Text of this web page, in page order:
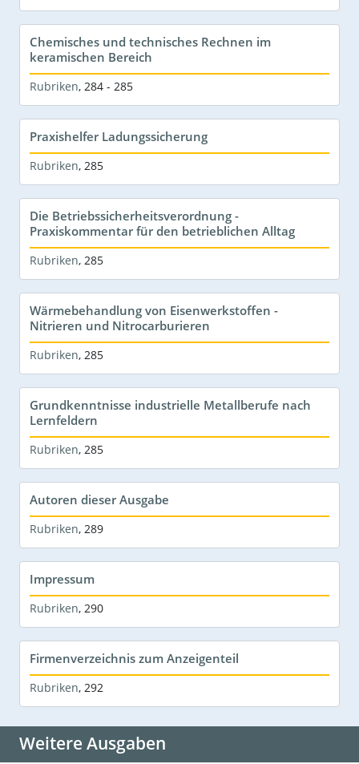
Chemisches und technisches Rechnen im
keramischen Bereich
Rubriken, 284 - 285
Praxishelfer Ladungssicherung
Rubriken, 285
Die Betriebssicherheitsverordnung -
Praxiskommentar für den betrieblichen Alltag
Rubriken, 285
Wärmebehandlung von Eisenwerkstoffen -
Nitrieren und Nitrocarburieren
Rubriken, 285
Grundkenntnisse industrielle Metallberufe nach
Lernfeldern
Rubriken, 285
Autoren dieser Ausgabe
Rubriken, 289
Impressum
Rubriken, 290
Firmenverzeichnis zum Anzeigenteil
Rubriken, 292
Weitere Ausgaben